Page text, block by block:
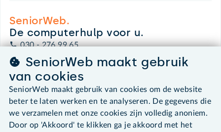
SeniorWeb.
De computerhulp voor u.
030 - 276 99 65
leden@seniorweb.nl
©2026 SeniorWeb
SeniorWeb maakt gebruik
van cookies
SeniorWeb maakt gebruik van cookies om de website
beter te laten werken en te analyseren. De gegevens die
we verzamelen met onze cookies zijn volledig anoniem.
Door op 'Akkoord' te klikken ga je akkoord met het